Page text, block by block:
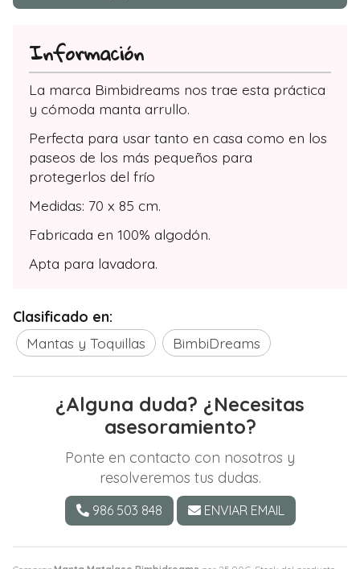
Información
La marca Bimbidreams nos trae esta práctica
y cómoda manta arrullo.
Perfecta para usar tanto en casa como en los
paseos de los más pequeños para
protegerlos del frío
Medidas: 70 x 85 cm.
Fabricada en 100% algodón.
Apta para lavadora.
Clasificado en:
Mantas y Toquillas
BimbiDreams
¿Alguna duda? ¿Necesitas
asesoramiento?
Ponte en contacto con nosotros y
resolveremos tus dudas.
986 503 848 ENVIAR EMAIL